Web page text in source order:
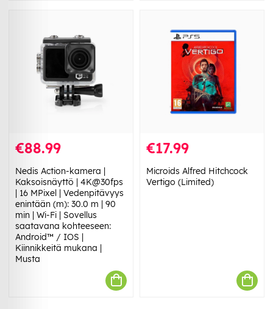
€88.99
Nedis Action-kamera |
Kaksoisnäyttö | 4K@30fps
| 16 MPixel | Vedenpitävyys
enintään (m): 30.0 m | 90
min | Wi-Fi | Sovellus
saatavana kohteeseen:
Android™ / IOS |
Kiinnikkeitä mukana |
Musta
€17.99
Microids Alfred Hitchcock
Vertigo (Limited)